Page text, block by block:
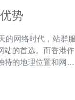
势
站的首选。而香港作
特的地理位置和网络
有着诸多优势。 拥